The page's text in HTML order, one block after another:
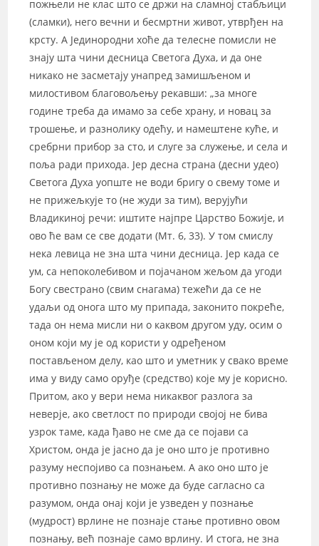
пожњели не клас што се држи на сламној стабљици
(сламки), него вечни и бесмртни живот, утврђен на
крсту. А Јединородни хоће да телесне помисли не
знају шта чини десница Светога Духа, и да оне
никако не засметају унапред замишљеном и
милостивом благовољењу рекавши: „за многе
године треба да имамо за себе храну, и новац за
трошење, и разнолику одећу, и намештене куће, и
сребрни прибор за сто, и слуге за служење, и села и
поља ради прихода. Јер десна страна (десни удео)
Светога Духа уопште не води бригу о свему томе и
не прижељкује то (не жуди за тим), верујући
Владикиној речи: иштите најпре Царство Божије, и
ово ће вам се све додати (Мт. 6, 33). У том смислу
нека левица не зна шта чини десница. Јер када се
ум, са непоколебивом и појачаном жељом да угоди
Богу свестрано (свим снагама) тежећи да се не
удаљи од онога што му припада, законито покреће,
тада он нема мисли ни о каквом другом уду, осим о
оном који му је од користи у одређеном
постављеном делу, као што и уметник у свако време
има у виду само оруђе (средство) које му је корисно.
Притом, ако у вери нема никаквог разлога за
неверје, ако светлост по природи својој не бива
узрок таме, када ђаво не сме да се појави са
Христом, онда је јасно да је оно што је противно
разуму неспојиво са познањем. А ако оно што је
противно познању не може да буде сагласно са
разумом, онда онај који је узведен у познање
(мудрост) врлине не познаје стање противно овом
познању, већ познаје само врлину. И стога, не зна